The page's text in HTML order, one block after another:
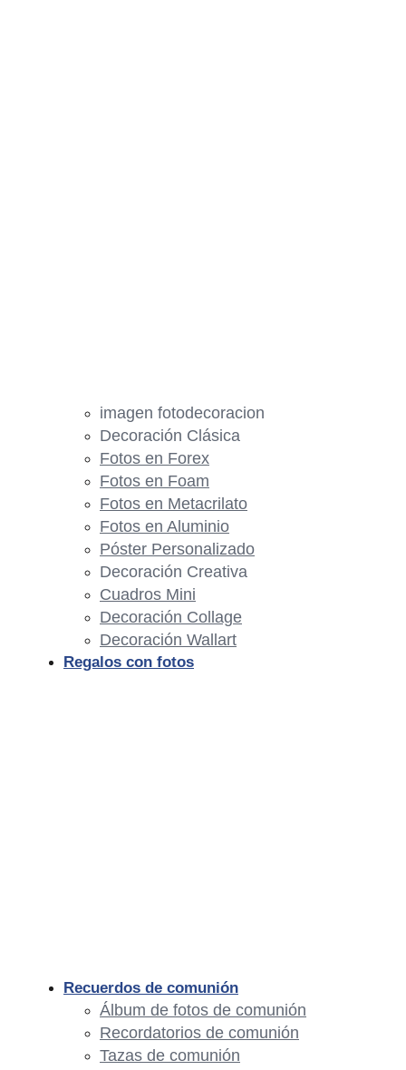
imagen fotodecoracion
Decoración Clásica
Fotos en Forex
Fotos en Foam
Fotos en Metacrilato
Fotos en Aluminio
Póster Personalizado
Decoración Creativa
Cuadros Mini
Decoración Collage
Decoración Wallart
Regalos con fotos
Recuerdos de comunión
Álbum de fotos de comunión
Recordatorios de comunión
Tazas de comunión